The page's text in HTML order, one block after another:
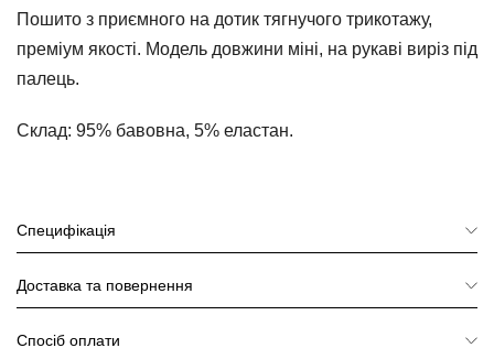
Туніки та
комбінезони
Пошито з приємного на дотик тягнучого трикотажу,
преміум якості. Модель довжини міні, на рукаві виріз під
палець.
Склад: 95% бавовна, 5% еластан.
Специфікація
Доставка та повернення
Спосіб оплати